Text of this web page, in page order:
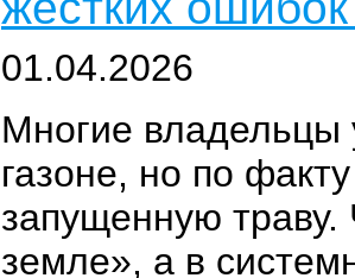
01.04.2026
Многие владельцы
газоне, но по
запущенную
земле», а в